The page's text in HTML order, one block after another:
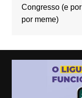
Congresso (e
por meme)